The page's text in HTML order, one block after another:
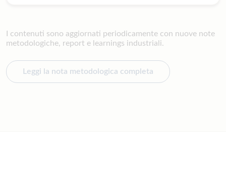
I contenuti sono aggiornati periodicamente con nuove note
metodologiche, report e learnings industriali.
Leggi la nota metodologica completa